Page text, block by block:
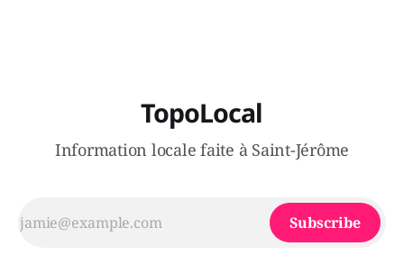
TopoLocal
Information locale faite à Saint-Jérôme
Subscribe